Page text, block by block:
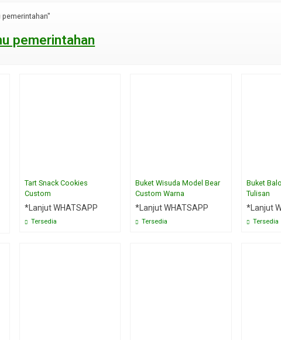
pemerintahan
Tart Snack Cookies
Custom
*Lanjut WHATSAPP
Tersedia
Buket Wisuda Model Bear
Custom Warna
*Lanjut WHATSAPP
Tersedia
Buket
Tulisan
*Lanjut
Tersedia